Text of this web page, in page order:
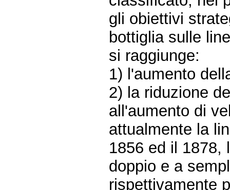
gli obiettivi
bottiglia sulle
si raggiunge:
1) l'aumento
2) la riduzione
all'aumento di
attualmente la
1856 ed il 1878,
doppio e a
rispettivamente